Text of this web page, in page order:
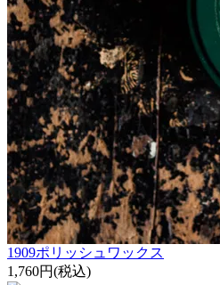
1909ポリッシュワックス
1,760円(税込)